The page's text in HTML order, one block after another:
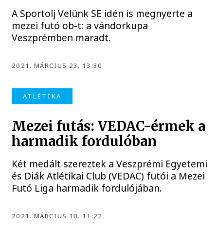
A Sportolj Velünk SE idén is megnyerte a
mezei futó ob-t: a vándorkupa
Veszprémben maradt.
2021. MÁRCIUS 23. 13:30
ATLÉTIKA
Mezei futás: VEDAC-érmek a
harmadik fordulóban
Két medált szereztek a Veszprémi Egyetemi
és Diák Atlétikai Club (VEDAC) futói a Mezei
Futó Liga harmadik fordulójában.
2021. MÁRCIUS 10. 11:22